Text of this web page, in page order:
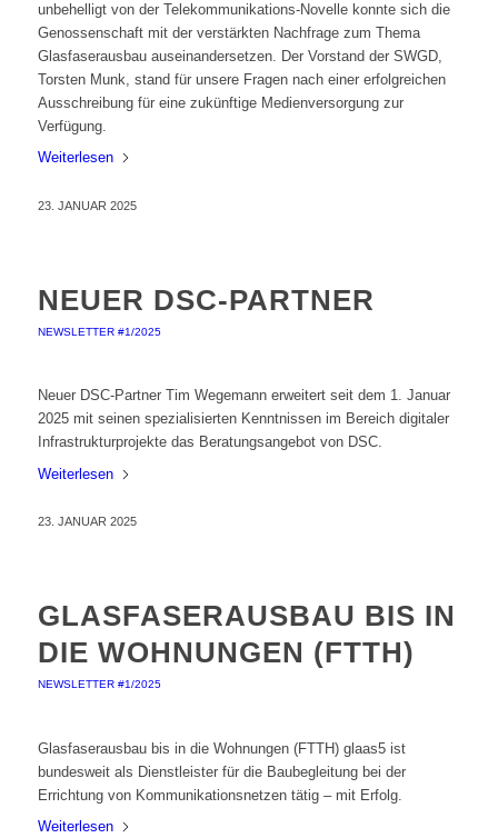
unbehelligt von der Telekommunikations-Novelle konnte sich die
Genossenschaft mit der verstärkten Nachfrage zum Thema
Glasfaserausbau auseinandersetzen. Der Vorstand der SWGD,
Torsten Munk, stand für unsere Fragen nach einer erfolgreichen
Ausschreibung für eine zukünftige Medienversorgung zur
Verfügung.
Weiterlesen
23. JANUAR 2025
NEUER DSC-PARTNER
NEWSLETTER #1/2025
Neuer DSC-Partner Tim Wegemann erweitert seit dem 1. Januar
2025 mit seinen spezialisierten Kenntnissen im Bereich digitaler
Infrastrukturprojekte das Beratungsangebot von DSC.
Weiterlesen
23. JANUAR 2025
GLASFASERAUSBAU BIS IN
DIE WOHNUNGEN (FTTH)
NEWSLETTER #1/2025
Glasfaserausbau bis in die Wohnungen (FTTH) glaas5 ist
bundesweit als Dienstleister für die Baubegleitung bei der
Errichtung von Kommunikationsnetzen tätig – mit Erfolg.
Weiterlesen